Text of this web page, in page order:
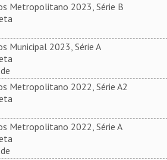
Metropolitano 2023, Série B
Municipal 2023, Série A
Metropolitano 2022, Série A2
Metropolitano 2022, Série A